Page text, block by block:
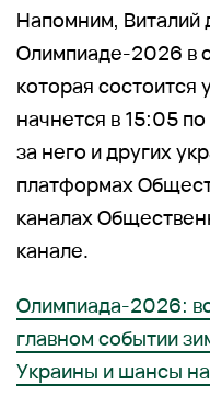
Напомним, Виталий
Олимпиаде-2026 в
которая
начнется в 15:05
за него и других
платформах
каналах
канале.
Олимпиада-2026:
главном событии
Украины и шансы